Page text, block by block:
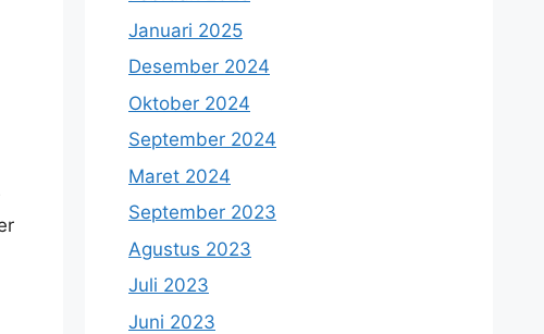
Januari 2025
Desember 2024
Oktober 2024
September 2024
Maret 2024
September 2023
Agustus 2023
Juli 2023
Juni 2023